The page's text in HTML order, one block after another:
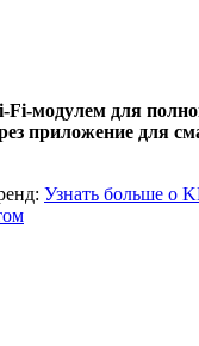
модулем для
приложение для
Узнать больше о